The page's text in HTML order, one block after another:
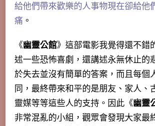
給他們帶來歡樂的人事物現在卻給他
痛 。
《幽靈公館》這部電影我覺得還不錯
述一些恐怖喜劇，還講述永無休止的
於失去並沒有簡單的答案，而且每個
同，最終帶來和平的是朋友、家人、
靈媒等等這些人的支持。因此《幽靈
非常混亂的小組，觀眾會發現大家最